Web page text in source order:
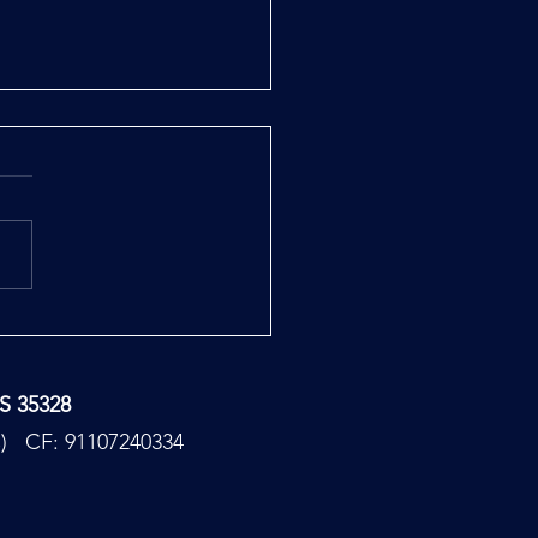
e Pelizza il Codice
35328
CF: 91107240334